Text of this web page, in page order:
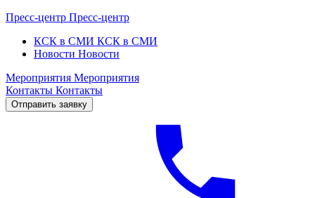
Пресс-центр Пресс-центр
КСК в СМИ КСК в СМИ
Новости Новости
Мероприятия Мероприятия
Контакты Контакты
Отправить заявку